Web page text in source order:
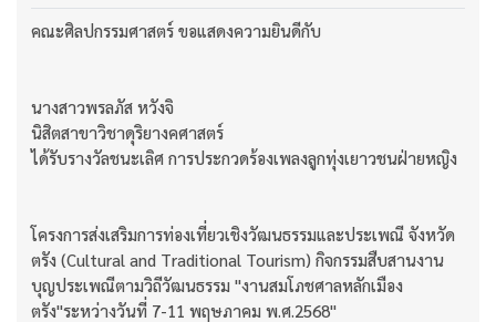
คณะศิลปกรรมศาสตร์ ขอแสดงความยินดีกับ
นางสาวพรลภัส หวังจิ
นิสิตสาขาวิชาดุริยางคศาสตร์
ได้รับรางวัลชนะเลิศ การประกวดร้องเพลงลูกทุ่งเยาวชนฝ่ายหญิง
โครงการส่งเสริมการท่องเที่ยวเชิงวัฒนธรรมและประเพณี จังหวัด
ตรัง (Cultural and Traditional Tourism) กิจกรรมสืบสานงาน
บุญประเพณีตามวิถีวัฒนธรรม "งานสมโภชศาลหลักเมือง
ตรัง"ระหว่างวันที่ 7-11 พฤษภาคม พ.ศ.2568"